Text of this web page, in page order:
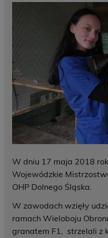
W dniu 17 maja 2018
Wojewódzkie
OHP Dolnego Śląska.
W zawodach wzięły
ramach Wieloboju
granatem F1, strzelali z